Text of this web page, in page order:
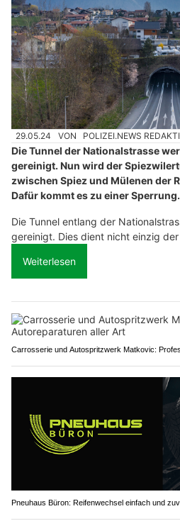
29.05.24 VON POLIZEI.NEWS
Die Tunnel der Nationalstrasse
gereinigt. Nun wird der
zwischen Spiez und Mülenen der
Dafür kommt es zu einer Sperrung.
Die Tunnel entlang der
gereinigt. Dies dient nicht einzig
Weiterlesen
Carrosserie und Autospritzwerk Matkovic:
Pneuhaus Büron: Reifenwechsel einfach und